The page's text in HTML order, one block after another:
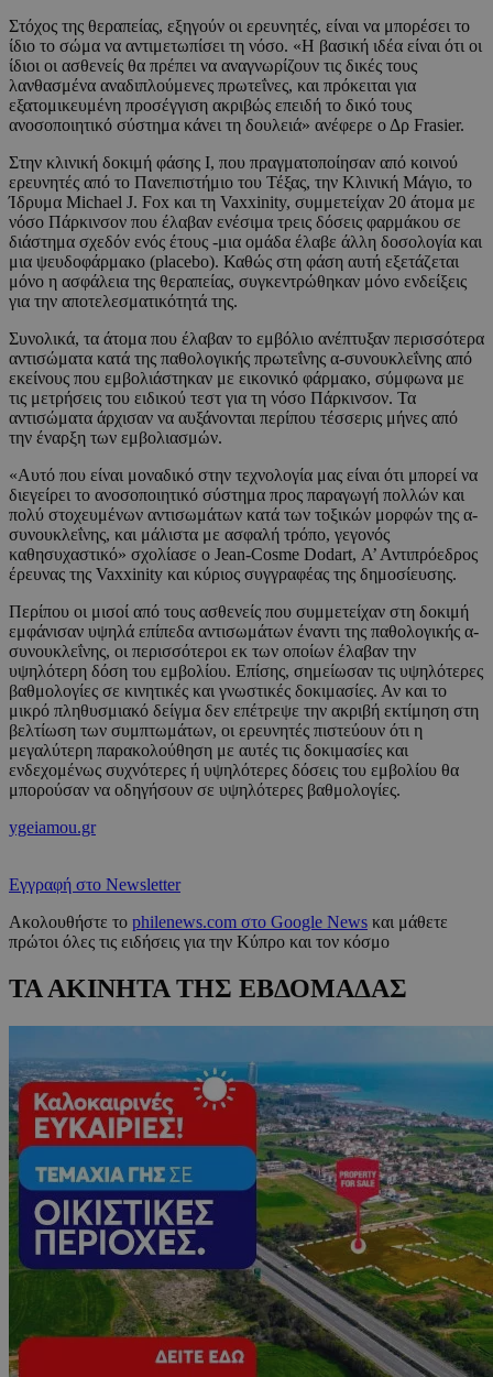
Στόχος της θεραπείας, εξηγούν οι ερευνητές, είναι να μπορέσει το
ίδιο το σώμα να αντιμετωπίσει τη νόσο. «Η βασική ιδέα είναι ότι οι
ίδιοι οι ασθενείς θα πρέπει να αναγνωρίζουν τις δικές τους
λανθασμένα αναδιπλούμενες πρωτεΐνες, και πρόκειται για
εξατομικευμένη προσέγγιση ακριβώς επειδή το δικό τους
ανοσοποιητικό σύστημα κάνει τη δουλειά» ανέφερε ο Δρ Frasier.
Στην κλινική δοκιμή φάσης Ι, που πραγματοποίησαν από κοινού
ερευνητές από το Πανεπιστήμιο του Τέξας, την Κλινική Μάγιο, το
Ίδρυμα Michael J. Fox και τη Vaxxinity, συμμετείχαν 20 άτομα με
νόσο Πάρκινσον που έλαβαν ενέσιμα τρεις δόσεις φαρμάκου σε
διάστημα σχεδόν ενός έτους -μια ομάδα έλαβε άλλη δοσολογία και
μια ψευδοφάρμακο (placebo). Καθώς στη φάση αυτή εξετάζεται
μόνο η ασφάλεια της θεραπείας, συγκεντρώθηκαν μόνο ενδείξεις
για την αποτελεσματικότητά της.
Συνολικά, τα άτομα που έλαβαν το εμβόλιο ανέπτυξαν περισσότερα
αντισώματα κατά της παθολογικής πρωτεΐνης α-συνουκλεΐνης από
εκείνους που εμβολιάστηκαν με εικονικό φάρμακο, σύμφωνα με
τις μετρήσεις του ειδικού τεστ για τη νόσο Πάρκινσον. Τα
αντισώματα άρχισαν να αυξάνονται περίπου τέσσερις μήνες από
την έναρξη των εμβολιασμών.
«Αυτό που είναι μοναδικό στην τεχνολογία μας είναι ότι μπορεί να
διεγείρει το ανοσοποιητικό σύστημα προς παραγωγή πολλών και
πολύ στοχευμένων αντισωμάτων κατά των τοξικών μορφών της α-
συνουκλεΐνης, και μάλιστα με ασφαλή τρόπο, γεγονός
καθησυχαστικό» σχολίασε ο Jean-Cosme Dodart, Α’ Αντιπρόεδρος
έρευνας της Vaxxinity και κύριος συγγραφέας της δημοσίευσης.
Περίπου οι μισοί από τους ασθενείς που συμμετείχαν στη δοκιμή
εμφάνισαν υψηλά επίπεδα αντισωμάτων έναντι της παθολογικής α-
συνουκλεΐνης, οι περισσότεροι εκ των οποίων έλαβαν την
υψηλότερη δόση του εμβολίου. Επίσης, σημείωσαν τις υψηλότερες
βαθμολογίες σε κινητικές και γνωστικές δοκιμασίες. Αν και το
μικρό πληθυσμιακό δείγμα δεν επέτρεψε την ακριβή εκτίμηση στη
βελτίωση των συμπτωμάτων, οι ερευνητές πιστεύουν ότι η
μεγαλύτερη παρακολούθηση με αυτές τις δοκιμασίες και
ενδεχομένως συχνότερες ή υψηλότερες δόσεις του εμβολίου θα
μπορούσαν να οδηγήσουν σε υψηλότερες βαθμολογίες.
ygeiamou.gr
Εγγραφή στο Newsletter
Ακολουθήστε το philenews.com στο Google News και μάθετε
πρώτοι όλες τις ειδήσεις για την Κύπρο και τον κόσμο
ΤΑ ΑΚΙΝΗΤΑ ΤΗΣ ΕΒΔΟΜΑΔΑΣ